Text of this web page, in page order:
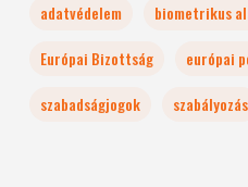
adatvédelem
biometrikus
Európai Bizottság
európai
szabadságjogok
szabályozás